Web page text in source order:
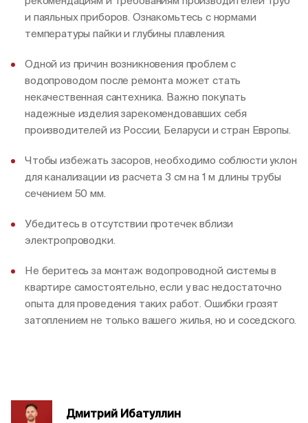
и паяльных приборов. Ознакомьтесь с нормами
температуры пайки и глубины плавления.
Одной из причин возникновения проблем с
водопроводом после ремонта может стать
некачественная сантехника. Важно покупать
надежные изделия зарекомендовавших себя
производителей из России, Беларуси и стран Европы.
Чтобы избежать засоров, необходимо соблюсти уклон
для канализации из расчета 3 см на 1 м длины трубы
сечением 50 мм.
Убедитесь в отсутствии протечек вблизи
электропроводки.
Не беритесь за монтаж водопроводной системы в
квартире самостоятельно, если у вас недостаточно
опыта для проведения таких работ. Ошибки грозят
затоплением не только вашего жилья, но и соседского.
Дмитрий Ибатуллин